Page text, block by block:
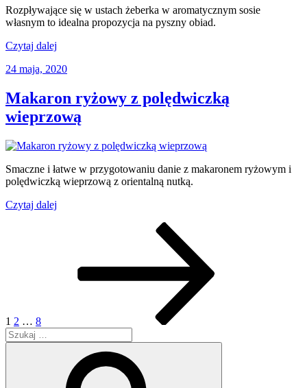
i
miodem”
Rozpływające się w ustach żeberka w aromatycznym sosie
własnym to idealna propozycja na pyszny obiad.
Czytaj dalej
sosie
Opublikowane
24 maja, 2020
Makaron ryżowy z polędwiczką
wieprzową
Smaczne i łatwe w przygotowaniu danie z makaronem ryżowym i
polędwiczką wieprzową z orientalną nutką.
Czytaj dalej
1 2 … 8
Szukaj: